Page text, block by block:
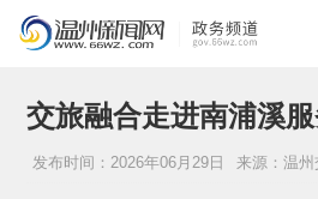
交旅融合走进南浦溪
发布时间：2026年06月29日 来源：温州